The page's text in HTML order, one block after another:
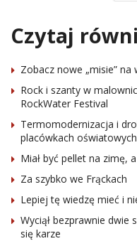
Czytaj
Zobacz nowe „misie” na
Rock i szanty w
RockWater Festival
Termomodernizacja i
placówkach
Miał być pellet na zimę,
Za szybko we Frąckach
Lepiej tę wiedzę mieć i
Wyciął bezprawnie dwie
się karze